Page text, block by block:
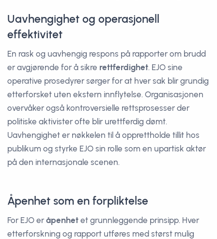
Uavhengighet og operasjonell
effektivitet
En rask og uavhengig respons på rapporter om brudd
er avgjørende for å sikre rettferdighet. EJO sine
operative prosedyrer sørger for at hver sak blir grundig
etterforsket uten ekstern innflytelse. Organisasjonen
overvåker også kontroversielle rettsprosesser der
politiske aktivister ofte blir urettferdig dømt.
Uavhengighet er nøkkelen til å opprettholde tillit hos
publikum og styrke EJO sin rolle som en upartisk aktør
på den internasjonale scenen.
Åpenhet som en forpliktelse
For EJO er åpenhet et grunnleggende prinsipp. Hver
etterforskning og rapport utføres med størst mulig